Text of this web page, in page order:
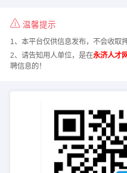
温馨提示
1、本平台仅供信息发布，不会收取
2、请告知用人单位，是在永济人才
聘信息的！